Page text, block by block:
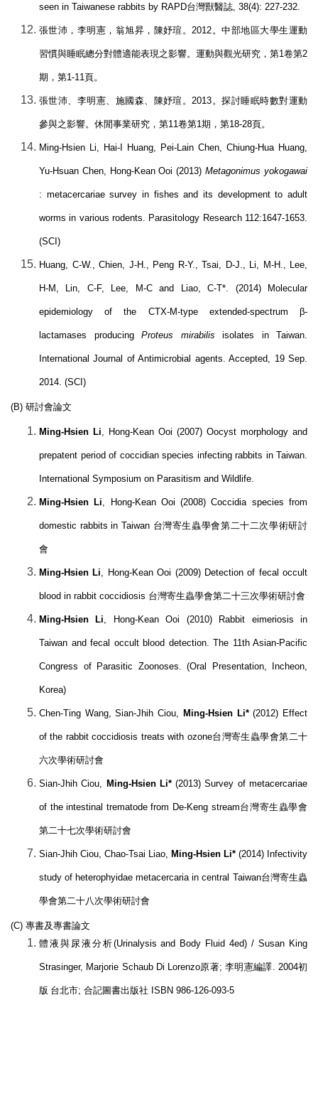
seen in Taiwanese rabbits by RAPD台灣獸醫誌 , 38(4): 227-232.
張世沛，李明憲，翁旭昇，陳妤瑄。 2012 。中部地區大學生運動
習慣與睡眠總分對體適能表現之影響。運動與觀光研究，第1卷第2
期，第1-11頁。
張世沛、李明憲、施國森、陳妤瑄。 2013 。探討睡眠時數對運動
參與之影響。休閒事業研究，第11卷第1期，第18-28頁。
Ming-Hsien Li, Hai-I Huang, Pei-Lain Chen, Chiung-Hua Huang,
Yu-Hsuan Chen, Hong-Kean Ooi (2013)Metagonimus yokogawai
: metacercariae survey in fishes and its development to adult
worms in various rodents. Parasitology Research 112:1647-1653.
(SCI)
Huang, C-W., Chien, J-H., Peng R-Y., Tsai, D-J., Li, M-H., Lee,
H-M, Lin, C-F, Lee, M-C and Liao, C-T*. (2014) Molecular
epidemiology of the CTX-M-type extended-spectrum β-
lactamases producing Proteus mirabilis isolates in Taiwan.
International Journal of Antimicrobial agents. Accepted, 19 Sep.
2014. (SCI)
(B) 研討會論文
Ming-Hsien Li , Hong-Kean Ooi (2007) Oocyst morphology and
prepatent period of coccidian species infecting rabbits in Taiwan.
International Symposium on Parasitism and Wildlife.
Ming-Hsien Li , Hong-Kean Ooi (2008) Coccidia species from
domestic rabbits in Taiwan 台灣寄生蟲學會第二十二次學術研討
會
Ming-Hsien Li , Hong-Kean Ooi (2009) Detection of fecal occult
blood in rabbit coccidiosis 台灣寄生蟲學會第二十三次學術研討會
Ming-Hsien Li , Hong-Kean Ooi (2010) Rabbit eimeriosis in
Taiwan and fecal occult blood detection. The 11th Asian-Pacific
Congress of Parasitic Zoonoses. (Oral Presentation, Incheon,
Korea)
Chen-Ting Wang, Sian-Jhih Ciou, Ming-Hsien Li*(2012) Effect
of the rabbit coccidiosis treats with ozone台灣寄生蟲學會第二十
六次學術研討會
Sian-Jhih Ciou, Ming-Hsien Li*(2013) Survey of metacercariae
of the intestinal trematode from De-Keng stream台灣寄生蟲學會
第二十七次學術研討會
Sian-Jhih Ciou, Chao-Tsai Liao, Ming-Hsien Li* (2014) Infectivity
study of heterophyidae metacercaria in central Taiwan台灣寄生蟲
學會第二十八次學術研討會
(C) 專書及專書論文
體液與尿液分析(Urinalysis and Body Fluid 4ed) / Susan King
Strasinger, Marjorie Schaub Di Lorenzo原著;李明憲編譯 . 2004初
版 台北市; 合記圖書出版社 ISBN 986-126-093-5